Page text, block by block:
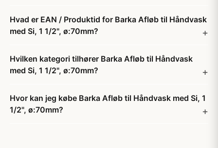
Hvad er EAN / Produktid for Barka Afløb til Håndvask
med Si, 1 1/2", ø:70mm?
Hvilken kategori tilhører Barka Afløb til Håndvask
med Si, 1 1/2", ø:70mm?
Hvor kan jeg købe Barka Afløb til Håndvask med Si, 1
1/2", ø:70mm?